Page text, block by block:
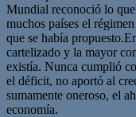
Mundial reconoció lo
muchos países el
que se había
cartelizado y la mayor
existía. Nunca cumplió
el déficit, no aportó al
sumamente oneroso, el
economía.